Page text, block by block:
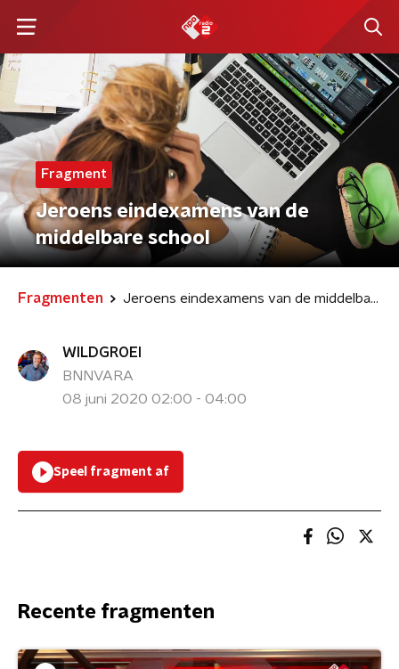
Fragment
Jeroens eindexamens van de
middelbare school
Fragmenten Jeroens eindexamens van de middelbare school
WILDGROEI
BNNVARA
08 juni 2020 02:00 - 04:00
Speel fragment af
Recente fragmenten